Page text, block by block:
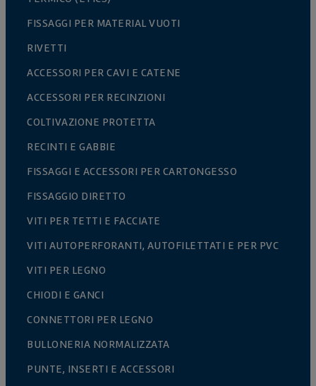
FISSAGGI PER MATERIAL VUOTI
RIVETTI
ACCESSORI PER CAVI E CATENE
ACCESSORI PER RECINZIONI
COLTIVAZIONE PROTETTA
RECINTI E GABBIE
FISSAGGI E ACCESSORI PER CARTONGESSO
FISSAGGIO DIRETTO
VITI PER TETTI E FACCIATE
VITI AUTOPERFORANTI, AUTOFILETTATI E PER PVC
VITI PER LEGNO
CHIODI E GANCI
CONNETTORI PER LEGNO
BULLONERIA NORMALIZZATA
PUNTE, INSERTI E ACCESSORI